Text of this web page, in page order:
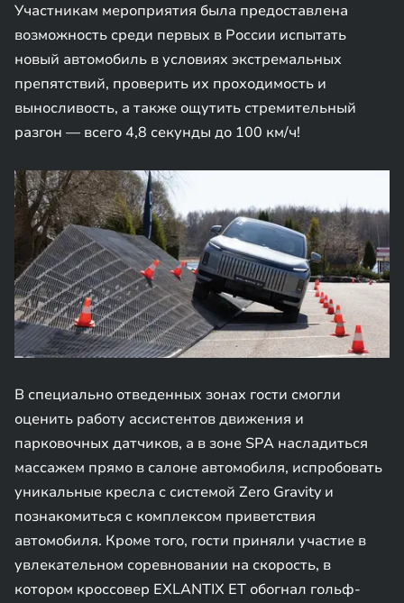
Участникам мероприятия была предоставлена
возможность среди первых в России испытать
новый автомобиль в условиях экстремальных
препятствий, проверить их проходимость и
выносливость, а также ощутить стремительный
разгон — всего 4,8 секунды до 100 км/ч!
В специально отведенных зонах гости смогли
оценить работу ассистентов движения и
парковочных датчиков, а в зоне SPA насладиться
массажем прямо в салоне автомобиля, испробовать
уникальные кресла с системой Zero Gravity и
познакомиться с комплексом приветствия
автомобиля. Кроме того, гости приняли участие в
увлекательном соревновании на скорость, в
котором кроссовер EXLANTIX ET обогнал гольф-